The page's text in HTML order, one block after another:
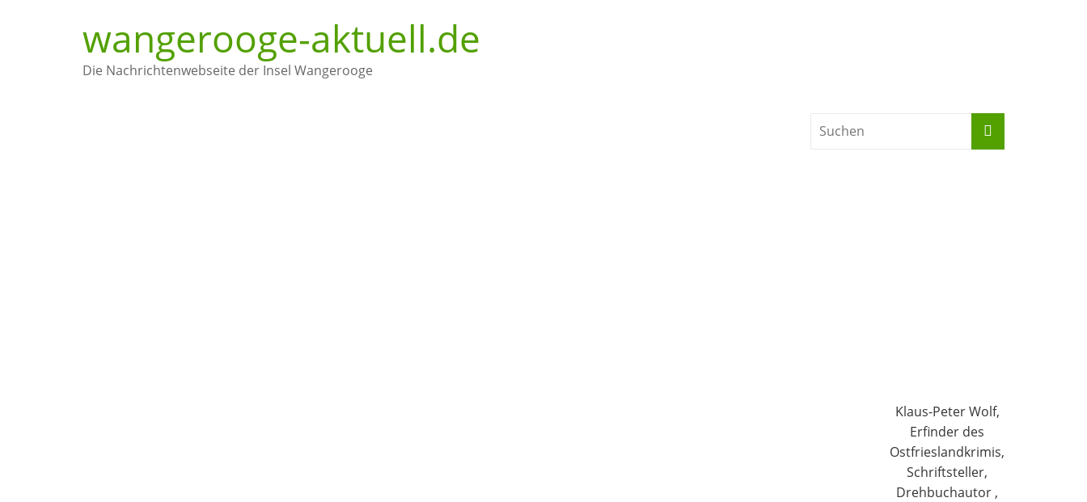
wangerooge-aktuell.de
Die Nachrichtenwebseite der Insel Wangerooge
Klaus-Peter Wolf,
Erfinder des
Ostfrieslandkrimis,
Schriftsteller,
Drehbuchautor ,